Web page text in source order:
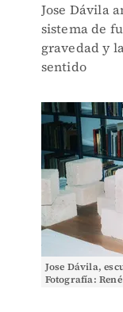
Jose Dávila
sistema de
gravedad y
sentido
Jose Dávila,
Fotografía: